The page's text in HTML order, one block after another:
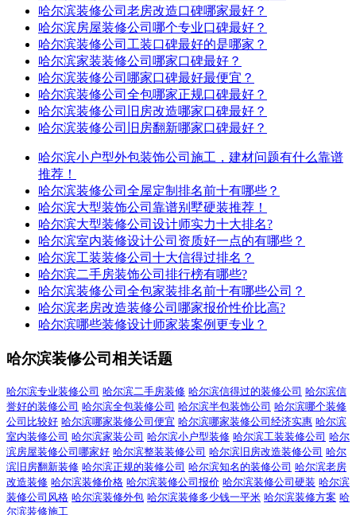
哈尔滨装修公司老房改造口碑哪家最好？
哈尔滨房屋装修公司哪个专业口碑最好？
哈尔滨装修公司工装口碑最好的是哪家？
哈尔滨家装装修公司哪家口碑最好？
哈尔滨装修公司哪家口碑最好最便宜？
哈尔滨装修公司全包哪家正规口碑最好？
哈尔滨装修公司旧房改造哪家口碑最好？
哈尔滨装修公司旧房翻新哪家口碑最好？
哈尔滨小户型外包装饰公司施工，建材问题有什么靠谱
推荐！
哈尔滨装修公司全屋定制排名前十有哪些？
哈尔滨大型装饰公司靠谱别墅硬装推荐！
哈尔滨大型装修公司设计师实力十大排名?
哈尔滨室内装修设计公司资质好一点的有哪些？
哈尔滨工装装修公司十大信得过排名？
哈尔滨二手房装饰公司排行榜有哪些?
哈尔滨装修公司全包家装排名前十有哪些公司？
哈尔滨老房改造装修公司哪家报价性价比高?
哈尔滨哪些装修设计师家装案例更专业？
哈尔滨装修公司相关话题
哈尔滨专业装修公司 哈尔滨二手房装修 哈尔滨信得过的装修公司 哈尔滨信
誉好的装修公司 哈尔滨全包装修公司 哈尔滨半包装饰公司 哈尔滨哪个装修
公司比较好 哈尔滨哪家装修公司便宜 哈尔滨哪家装修公司经济实惠 哈尔滨
室内装修公司 哈尔滨家装公司 哈尔滨小户型装修 哈尔滨工装装修公司 哈尔
滨房屋装修公司哪家好 哈尔滨整装装修公司 哈尔滨旧房改造装修公司 哈尔
滨旧房翻新装修 哈尔滨正规的装修公司 哈尔滨知名的装修公司 哈尔滨老房
改造装修 哈尔滨装修价格 哈尔滨装修公司报价 哈尔滨装修公司硬装 哈尔滨
装修公司风格 哈尔滨装修外包 哈尔滨装修多少钱一平米 哈尔滨装修方案 哈
尔滨装修施工